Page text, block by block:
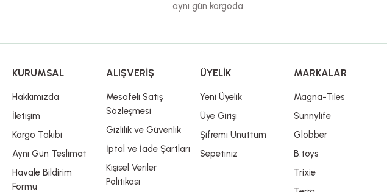
aynı gün kargoda.
KURUMSAL
Hakkımızda
İletişim
Kargo Takibi
Aynı Gün Teslimat
Havale Bildirim
Formu
ALIŞVERİŞ
Mesafeli Satış
Sözleşmesi
Gizlilik ve Güvenlik
İptal ve İade Şartları
Kişisel Veriler
Politikası
ÜYELİK
Yeni Üyelik
Üye Girişi
Şifremi Unuttum
Sepetiniz
MARKALAR
Magna-Tiles
Sunnylife
Globber
B.toys
Trixie